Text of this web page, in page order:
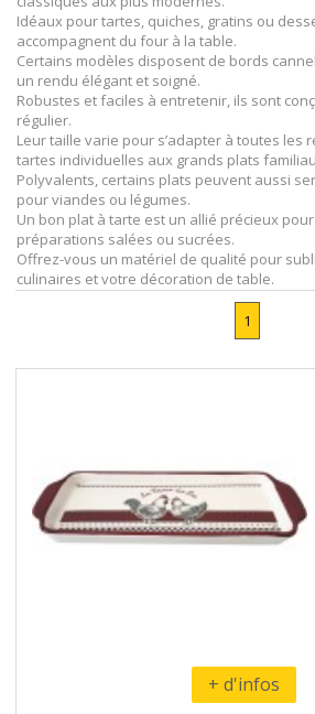
Idéaux pour tartes, quiches, gratins ou
accompagnent du four à la table.
Certains modèles disposent de bords
un rendu élégant et soigné.
Robustes et faciles à entretenir, ils sont
régulier.
Leur taille varie pour s’adapter à toutes les
tartes individuelles aux grands plats
Polyvalents, certains plats peuvent aussi
pour viandes ou légumes.
Un bon plat à tarte est un allié précieux
préparations salées ou sucrées.
Offrez-vous un matériel de qualité pour
culinaires et votre décoration de table.
1
+ d'infos